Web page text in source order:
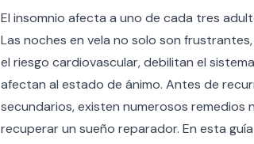
El insomnio afecta a uno de cada tres
Las noches en vela no solo son
el riesgo cardiovascular, debilitan el
afectan al estado de ánimo. Antes de
secundarios, existen numerosos
recuperar un sueño reparador. En esta